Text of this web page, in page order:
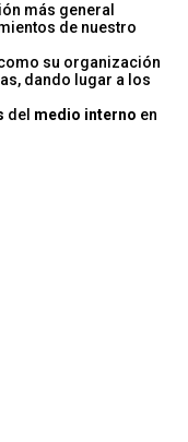
más general
de nuestro
su organización
dando lugar a los
del medio interno en